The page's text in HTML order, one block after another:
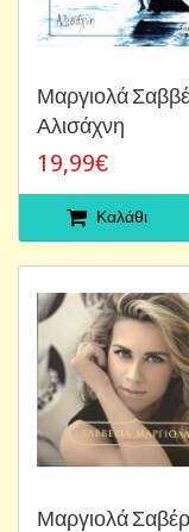
Μαργιολά
Αλισάχνη
19,99€
Καλάθι
Μαργιολά